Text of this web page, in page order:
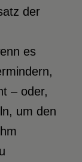
der
es
– oder,
um den